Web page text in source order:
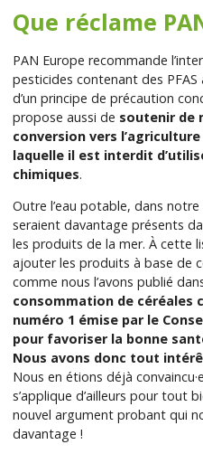
Que réclame
PAN Europe recommande
pesticides contenant des
d’un principe de précaution
propose aussi de soutenir de
conversion vers
laquelle il est interdit
chimiques.
Outre l’eau potable, dans
seraient davantage présents
les produits de la mer. À cette
ajouter les produits à base de
comme nous l’avons publié
consommation de céréales
numéro 1 émise par le
pour favoriser la bonne
Nous avons donc tout
Nous en étions déjà
s’applique d’ailleurs pour tout
nouvel argument probant qui
davantage !